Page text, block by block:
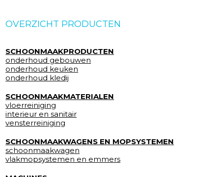
OVERZICHT PRODUCTEN
SCHOONMAAKPRODUCTEN
onderhoud gebouwen
onderhoud keuken
onderhoud kledij
SCHOONMAAKMATERIALEN
vloerreiniging
interieur en sanitair
vensterreiniging
SCHOONMAAKWAGENS EN MOPSYSTEMEN
schoonmaakwagen
vlakmopsystemen en emmers